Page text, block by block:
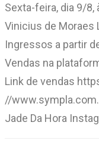
Sexta-feira, dia 9/8,
Vinicius de Moraes
Ingressos a partir
Vendas na
Link de vendas
//
Jade Da Hora